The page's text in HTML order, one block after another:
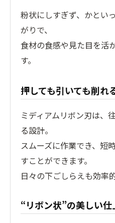
粉状にしすぎず、かとい
がりで、
食材の食感や見た目を活
す。
押しても引いても削れ
ミディアムリボン刃は、
る設計。
スムーズに作業でき、短
すことができます。
日々の下ごしらえも効率
“リボン状”の美しい仕